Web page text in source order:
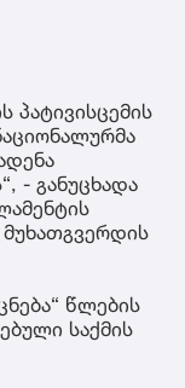
პატივისცემის
- განუცხადა
წლების
საქმის